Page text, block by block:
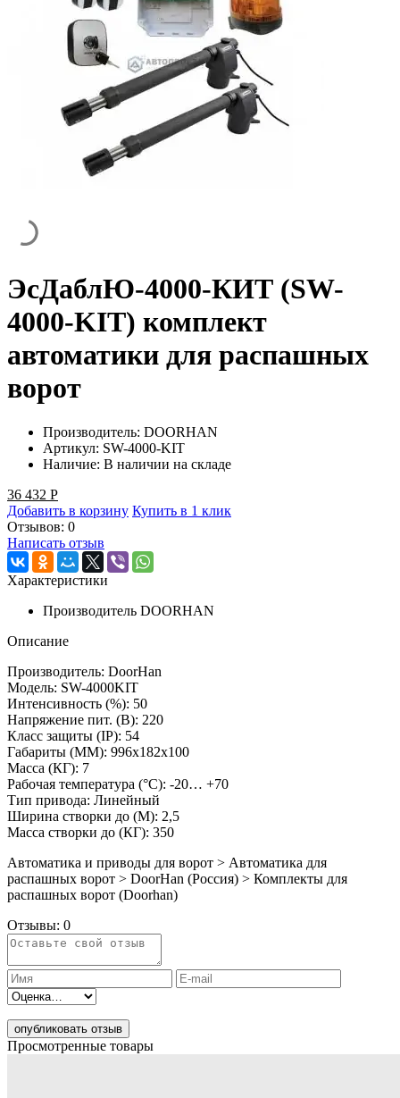
ЭсДаблЮ-4000-КИТ (SW-
4000-KIT) комплект
автоматики для распашных
ворот
Производитель: DOORHAN
Артикул: SW-4000-KIT
Наличие: В наличии на складе
36 432 Р
Добавить в корзину Купить в 1 клик
Отзывов: 0
Написать отзыв
Характеристики
Производитель DOORHAN
Описание
Производитель: DoorHan
Модель: SW-4000KIT
Интенсивность (%): 50
Напряжение пит. (B): 220
Класс защиты (IP): 54
Габариты (ММ): 996х182х100
Масса (КГ): 7
Рабочая температура (°C): -20… +70
Тип привода: Линейный
Ширина створки до (М): 2,5
Масса створки до (КГ): 350
Автоматика и приводы для ворот > Автоматика для
распашных ворот > DoorHan (Россия) > Комплекты для
распашных ворот (Doorhan)
Отзывы: 0
опубликовать отзыв
Просмотренные товары